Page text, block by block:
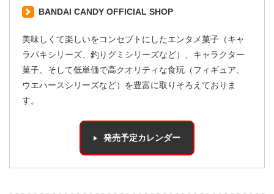
BANDAI CANDY OFFICIAL SHOP
美味しくて楽しいをコンセプトにしたエンタメ菓子（キャ
ラパキシリーズ、釣りグミシリーズなど）、キャラクター
菓子、そして低単価で高クオリティな食玩（フィギュア、
ウエハースシリーズなど）を豊富に取りそろえておりま
す。
発売予定カレンダー